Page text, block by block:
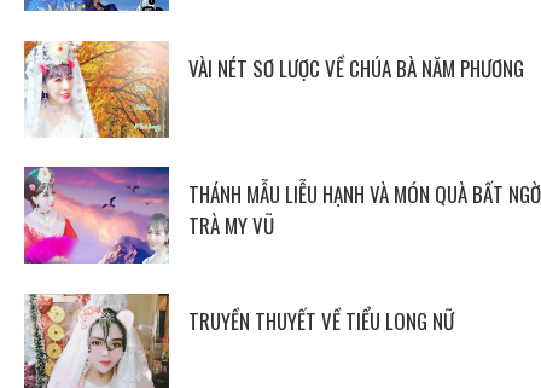
VÀI NÉT SƠ LƯỢC VỀ CHÚA BÀ NĂM PHƯƠNG
THÁNH MẪU LIỄU HẠNH VÀ MÓN QUÀ BẤT
TRÀ MY VŨ
TRUYỀN THUYẾT VỀ TIỂU LONG NỮ